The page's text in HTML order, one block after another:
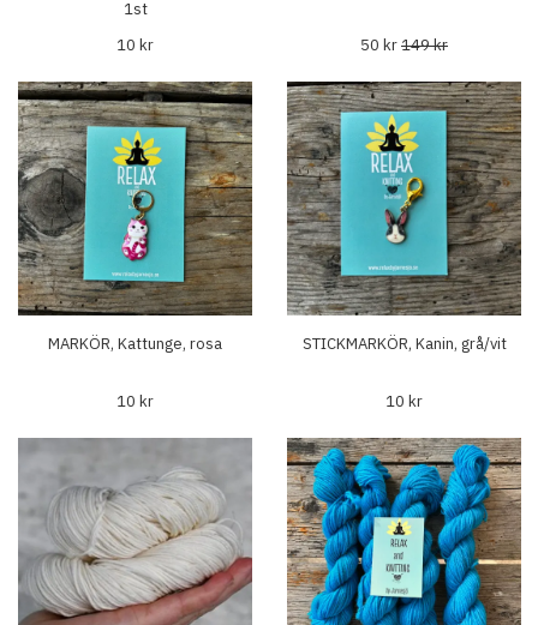
1st
10 kr
50 kr149 kr
MARKÖR, Kattunge, rosa
10 kr
STICKMARKÖR, Kanin, grå/vit
10 kr